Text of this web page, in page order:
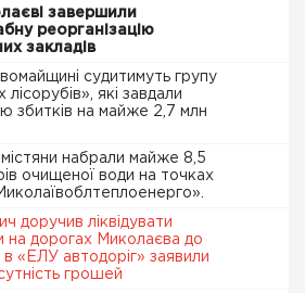
завершили
реорганізацію
закладів
судитимуть групу
лісорубів», які завдали
збитків на майже 2,7 млн
містяни набрали майже 8,5
очищеної води на точках
доручив ліквідувати
на дорогах Миколаєва до
в «ЕЛУ автодоріг» заявили
грошей